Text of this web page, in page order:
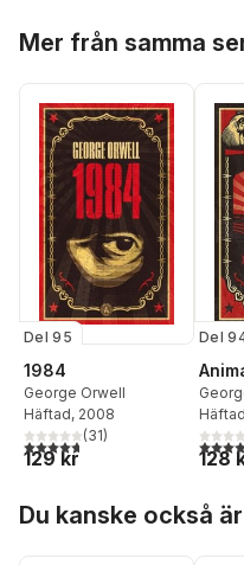
Mer från samma
Del 95
1984
George Orwell
Häftad, 2008
4,7utav 5 stjärnor. Totalt antal
(31)
129 kr
Del
Häftad
4,7
128
Du kanske också